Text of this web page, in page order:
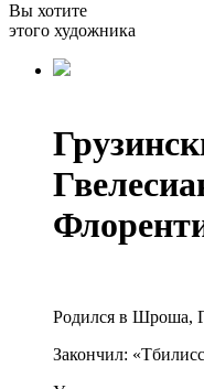
Вы хотите
этого художника
Родился в Шроша,
Закончил: